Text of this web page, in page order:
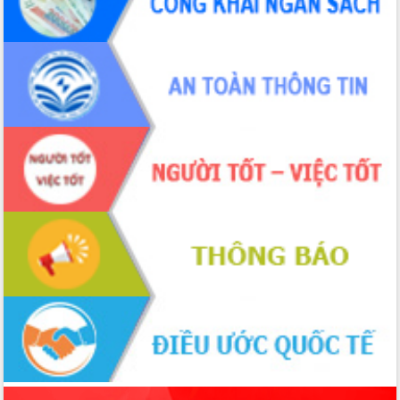
món ăn từ sầu riêng
Đắk Lắk công bố Quy hoạch và xúc
tiến đầu tư tỉnh
Ngành cá ngừ Đắk Lắk chủ động thích
ứng để giữ vững thị trường xuất khẩu
Diễn đàn Kinh tế tư nhân Việt Nam đột
phá cơ chế - Hợp tác công tư
Đề án 06 tạo bước ngoặt đột phá trong
cải cách hành chính tỉnh Đắk Lắk
Kết nối tour, đẩy mạnh chuyển đổi số
để phát triển du lịch Đắk Lắk
Khởi động Dự án Đầu tư xây dựng hạ
tầng kỹ thuật Cụm công nghiệp Tân
Tiến
Gặp mặt các cơ quan báo chí nhân Kỷ
niệm 101 năm Ngày Báo chí Cách
mạng Việt Nam
Đắk Lắk sơ kết 4 năm triển khai thực
hiện Đề án 06 của Chính phủ
Họp báo thông tin về Hội nghị Công bố